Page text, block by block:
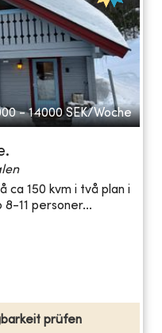
- 14000 SEK/Woche
ca 150 kvm i två plan i
8-11 personer...
prüfen